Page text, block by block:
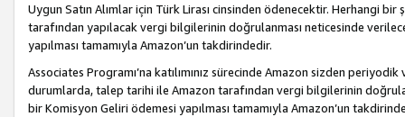
Uygun Satın Alımlar için Türk Lirası cinsinden ödenecektir. Herhangi
tarafından yapılacak vergi bilgilerinin doğrulanması neticesinde
yapılması tamamıyla Amazon’un takdirindedir.
Associates Programı’na katılımınız sürecinde Amazon sizden
durumlarda, talep tarihi ile Amazon tarafından vergi bilgilerinin
bir Komisyon Geliri ödemesi yapılması tamamıyla Amazon’un